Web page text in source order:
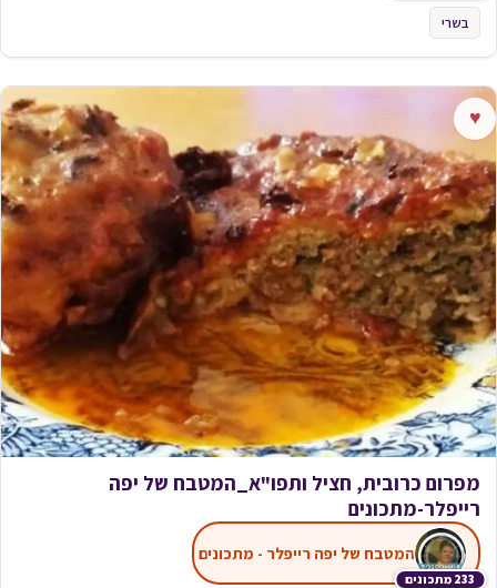
בשרי
♥
מפרום כרובית, חציל ותפו"א_המטבח של יפה
רייפלר-מתכונים
233 מתכונים
המטבח של יפה רייפלר - מתכונים